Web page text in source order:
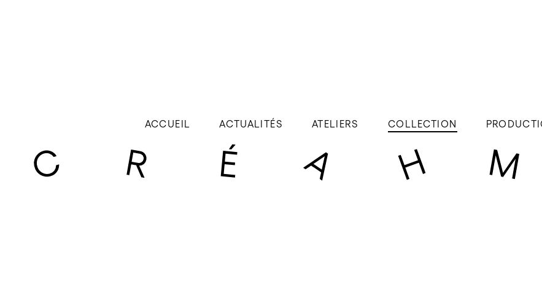
ACCUEIL ACTUALITÉS ATELIERS COLLECTION